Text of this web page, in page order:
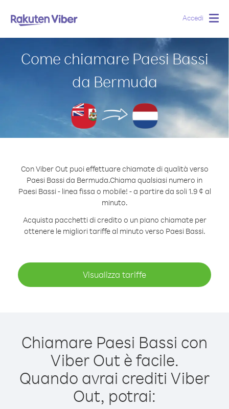
Accedi
Come chiamare Paesi Bassi
da Bermuda
Con Viber Out puoi effettuare chiamate di qualità verso
Paesi Bassi da Bermuda.Chiama qualsiasi numero in
Paesi Bassi - linea fissa o mobile! - a partire da soli 1.9 ¢ al
minuto.
Acquista pacchetti di credito o un piano chiamate per
ottenere le migliori tariffe al minuto verso Paesi Bassi.
Visualizza tariffe
Chiamare Paesi Bassi con
Viber Out è facile.
Quando avrai crediti Viber
Out, potrai: